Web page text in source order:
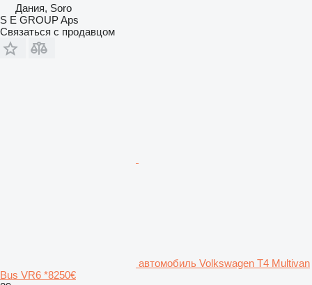
Дания, Soro
S E GROUP Aps
Связаться с продавцом
автомобиль Volkswagen T4 Multivan
Bus VR6 *8250€